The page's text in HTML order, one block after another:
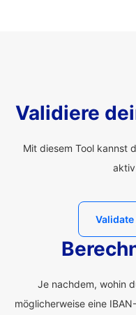
Validiere
Mit diesem Tool kannst
Validate
Je nachdem, wohin
möglicherweise eine